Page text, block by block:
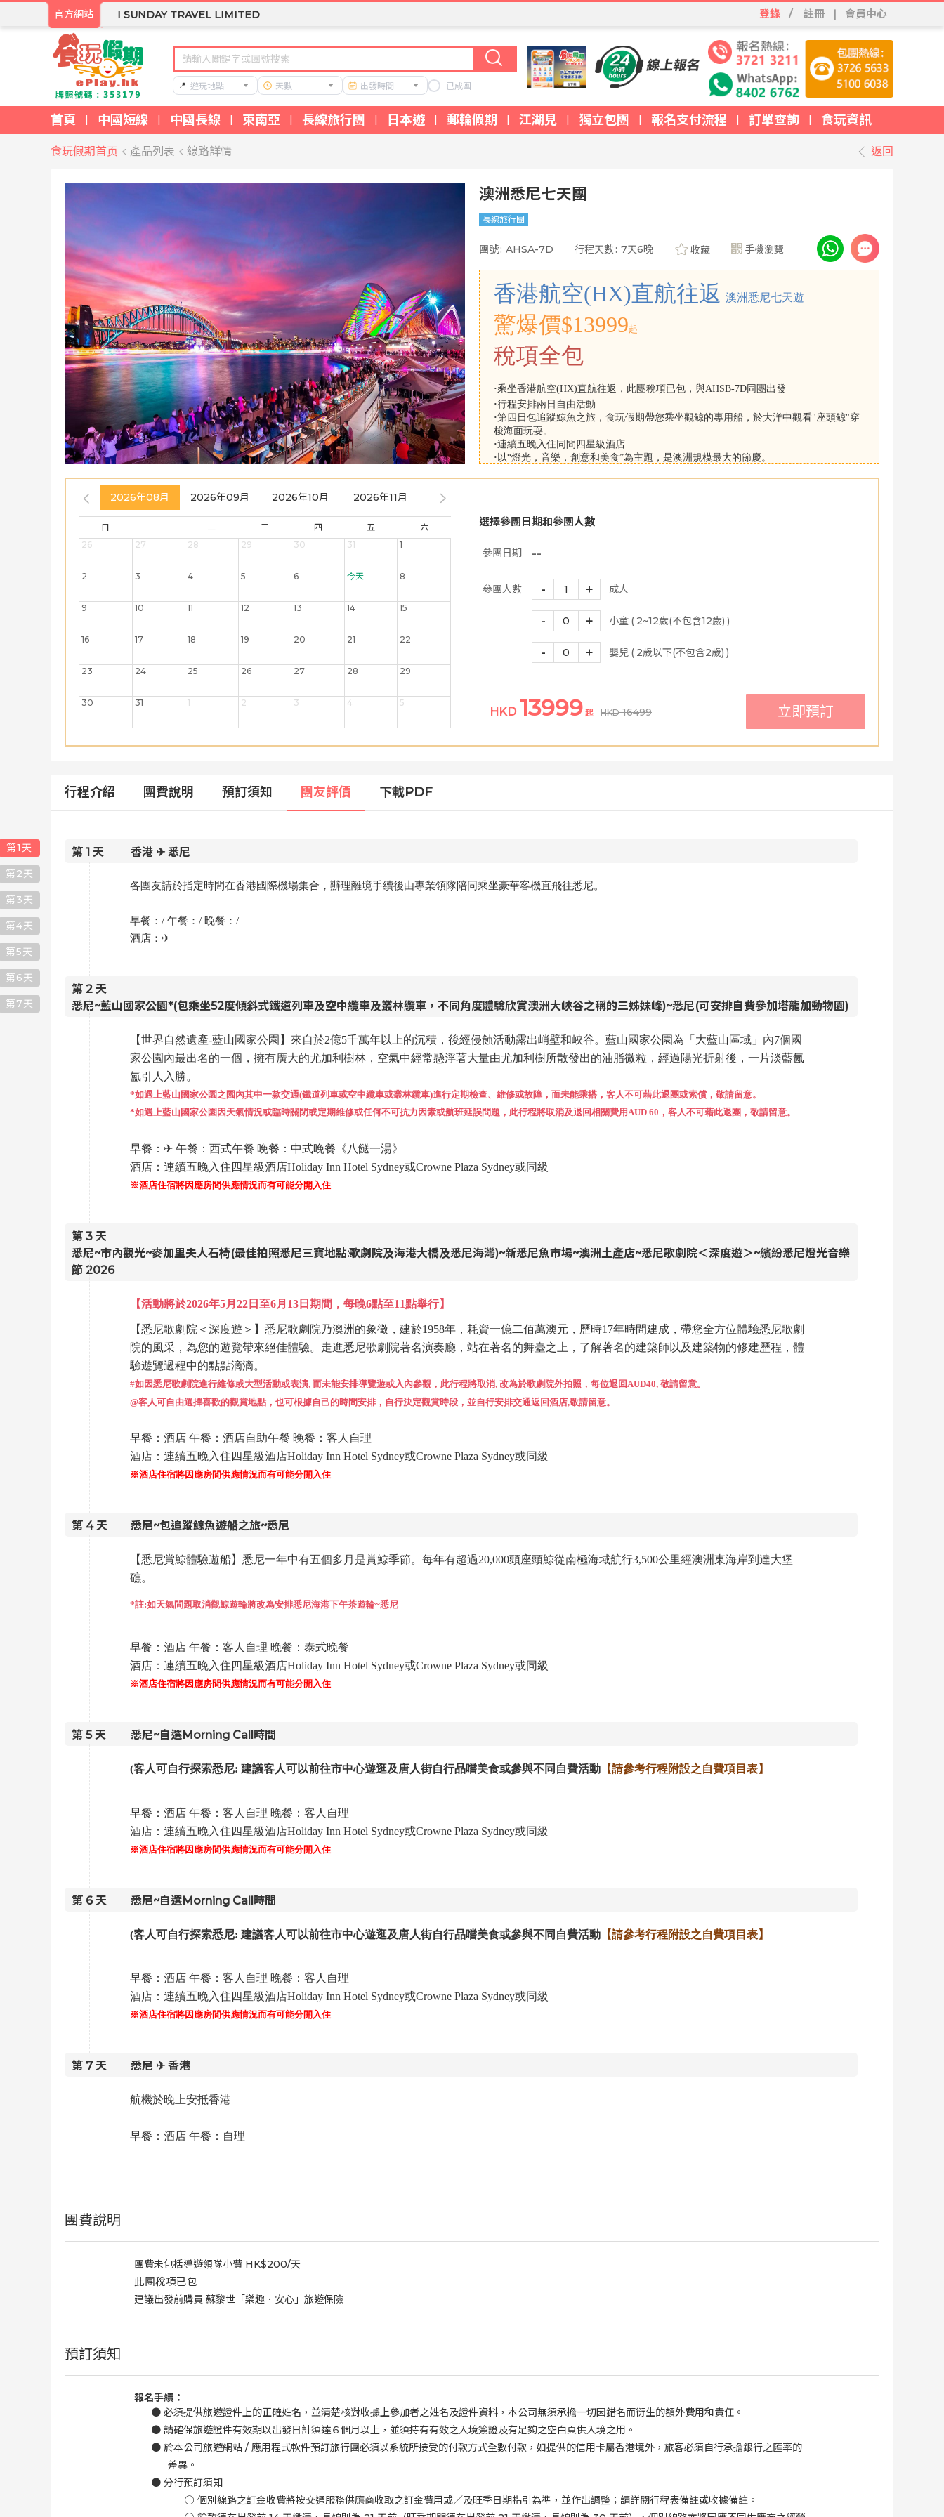
官方網站 I SUNDAY TRAVEL LIMITED 登錄 / 註冊 | 會員中心
📍 遊玩地點 天數 出發時間 已成團
首頁 | 中國短線 | 中國長線 | 東南亞 | 長線旅行團 | 日本遊 | 郵輪假期 | 江湖見 | 獨立包團 | 報名支付流程 | 訂單查詢 | 食玩資訊
食玩假期首页 產品列表 線路詳情 返回
澳洲悉尼七天團
長線旅行團
團號: AHSA-7D 行程天數: 7天6晚 收藏 手機瀏覽
香港航空(HX)直航往返 澳洲悉尼七天遊
驚爆價$13999起
稅項全包
·乘坐香港航空(HX)直航往返，此團稅項已包，與AHSB-7D同團出發
·行程安排兩日自由活動
·第四日包追蹤鯨魚之旅，食玩假期帶您乘坐觀鲸的專用船，於大洋中觀看"座頭鲸"穿
梭海面玩耍。
·連續五晚入住同間四星級酒店
· 以“燈光，音樂，創意和美食”為主題，是澳洲規模最大的節慶。
第一天 HX17 HKG/SYD 22:25/10:55+1
*航班時間只供參考，一切以航空公司公佈為準
2026年08月 2026年09月 2026年10月 2026年11月 2026年12月
日 一 二 三 四 五
六
26
27 28 29 30 31 1
2 3 4 5 6 今天 8
9 10 11 12 13 14 15
16 17 18 19 20 21 22
23 24 25 26 27 28 29
30 31 1 2 3 4 5
選擇參團日期和參團人數
參團日期 --
參團人數 - 1 + 成人
- 0 + 小童 ( 2~12歲(不包含12歲) )
- 0 + 嬰兒 ( 2歲以下(不包含2歲) )
HKD 13999 起 HKD 16499 立即預訂
行程介紹 團費說明 預訂須知 團友評價 下載PDF
第1 天
第2天
第3天
第4天
第5天
第6天
第7天
第 1 天 香港 ✈ 悉尼
各團友請於指定時間在香港國際機場集合，辦理離境手續後由專業領隊陪同乘坐豪華客機直飛往悉尼。
早餐：/ 午餐：/ 晚餐： /
酒店： ✈
第 2 天
悉尼~藍山國家公園*(包乘坐52度傾斜式鐵道列車及空中纜車及叢林纜車，不同角度體驗欣賞澳洲大峽谷之稱的三姊妹峰)~悉尼(可安排自費參加塔龍加動物園)
【世界自然遺產-藍山國家公園】來自於2億5千萬年以上的沉積，後經侵蝕活動露出峭壁和峽谷。藍山國家公園為「大藍山區域」內7個國
家公園內最出名的一個，擁有廣大的尤加利樹林，空氣中經常懸浮著大量由尤加利樹所散發出的油脂微粒，經過陽光折射後，一片淡藍氤
氳引人入勝。
*如遇上藍山國家公園之園內其中一款交通(鐵道列車或空中纜車或叢林纜車)進行定期檢查、維修或故障，而未能乘搭，客人不可藉此退團或索償，敬請留意。
*如遇上藍山國家公園因天氣情況或臨時關閉或定期維修或任何不可抗力因素或航班延誤問題，此行程將取消及退回相關費用AUD 60，客人不可藉此退團，敬請留意。
早餐：✈ 午餐：西式午餐 晚餐：中式晚餐《八餸一湯》
酒店：連續五晚入住四星級酒店Holiday Inn Hotel Sydney或Crowne Plaza Sydney或同級
※酒店住宿將因應房間供應情況而有可能分開入住
第 3 天
悉尼~市內觀光~麥加里夫人石椅(最佳拍照悉尼三寶地點:歌劇院及海港大橋及悉尼海灣)~新悉尼魚市場~澳洲土產店~悉尼歌劇院＜深度遊＞~繽紛悉尼燈光音樂
節 2026
【活動將於2026年5月22日至6月13日期間，每晚6點至11點舉行】
【悉尼歌劇院＜深度遊＞】悉尼歌劇院乃澳洲的象徵，建於1958年，耗資一億二佰萬澳元，歷時17年時間建成，帶您全方位體驗悉尼歌劇
院的風采，為您的遊覽帶來絕佳體驗。走進悉尼歌劇院著名演奏廳，站在著名的舞臺之上，了解著名的建築師以及建築物的修建歷程，體
驗遊覽過程中的點點滴滴。
#如因悉尼歌劇院進行維修或大型活動或表演, 而未能安排導覽遊或入內參觀，此行程將取消, 改為於歌劇院外拍照，每位退回AUD40, 敬請留意。
@客人可自由選擇喜歡的觀賞地點，也可根據自己的時間安排，自行決定觀賞時段，並自行安排交通返回酒店,敬請留意。
早餐：酒店 午餐：酒店自助午餐 晚餐：客人自理
酒店：連續五晚入住四星級酒店Holiday Inn Hotel Sydney或Crowne Plaza Sydney或同級
※酒店住宿將因應房間供應情況而有可能分開入住
第 4 天 悉尼~包追蹤鯨魚遊船之旅~悉尼
【悉尼賞鯨體驗遊船】悉尼一年中有五個多月是賞鯨季節。每年有超過20,000頭座頭鯨從南極海域航行3,500公里經澳洲東海岸到達大堡
礁。
*註:如天氣問題取消觀鯨遊輪將改為安排悉尼海港下午茶遊輪~悉尼
早餐：酒店 午餐：客人自理 晚餐：泰式晚餐
酒店：連續五晚入住四星級酒店Holiday Inn Hotel Sydney或Crowne Plaza Sydney或同級
※酒店住宿將因應房間供應情況而有可能分開入住
第 5 天 悉尼~自選Morning Call時間
(客人可自行探索悉尼: 建議客人可以前往市中心遊逛及唐人街自行品嚐美食或參與不同自費活動 【請參考行程附設之自費項目表】
早餐：酒店 午餐：客人自理 晚餐：客人自理
酒店：連續五晚入住四星級酒店Holiday Inn Hotel Sydney或Crowne Plaza Sydney或同級
※酒店住宿將因應房間供應情況而有可能分開入住
第 6 天 悉尼~自選Morning Call時間
(客人可自行探索悉尼: 建議客人可以前往市中心遊逛及唐人街自行品嚐美食或參與不同自費活動 【請參考行程附設之自費項目表】
早餐：酒店 午餐：客人自理 晚餐：客人自理
酒店：連續五晚入住四星級酒店Holiday Inn Hotel Sydney或Crowne Plaza Sydney或同級
※酒店住宿將因應房間供應情況而有可能分開入住
第 7 天 悉尼 ✈ 香港
航機於晚上安抵香港
早餐：酒店 午餐：自理
團費說明
團費未包括導遊領隊小費HK$200/天
此團稅項已包
建議出發前購買 蘇黎世「樂趣．安心」旅遊保險
預訂須知
報名手續：
● 必須提供旅遊證件上的正確姓名，並清楚核對收據上參加者之姓名及證件資料，本公司無須承擔一切因錯名而衍生的額外費用和責任。
● 請確保旅遊證件有效期以出發日計須達６個月以上，並須持有有效之入境簽證及有足夠之空白頁供入境之用。
● 於本公司旅遊網站 / 應用程式軟件預訂旅行團必須以系統所接受的付款方式全數付款，如提供的信用卡屬香港境外，旅客必須自行承擔銀行之匯率的
差異。
● 分行預訂須知
○ 個別線路之訂金收費將按交通服務供應商收取之訂金費用或／及旺季日期指引為準，並作出調整；請詳閱行程表備註或收據備註。